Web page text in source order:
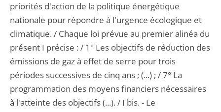
priorités d'action de la politique énergétique
nationale pour répondre à l'urgence écologique et
climatique. / Chaque loi prévue au premier alinéa du
présent I précise : / 1° Les objectifs de réduction des
émissions de gaz à effet de serre pour trois
périodes successives de cinq ans ; (...) ; / 7° La
programmation des moyens financiers nécessaires
à l'atteinte des objectifs (...). / I bis. - Le